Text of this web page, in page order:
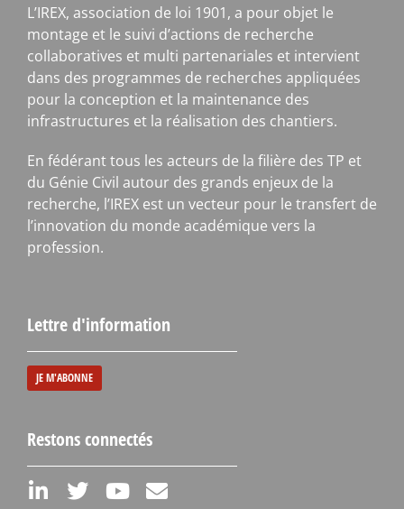
L’IREX, association de loi 1901, a pour objet le
montage et le suivi d’actions de recherche
collaboratives et multi partenariales et intervient
dans des programmes de recherches appliquées
pour la conception et la maintenance des
infrastructures et la réalisation des chantiers.
En fédérant tous les acteurs de la filière des TP et
du Génie Civil autour des grands enjeux de la
recherche, l’IREX est un vecteur pour le transfert de
l’innovation du monde académique vers la
profession.
Lettre d'information
JE M'ABONNE
Restons connectés